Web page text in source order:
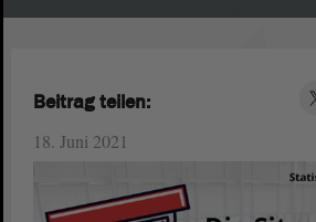
18. Juni 2021
Beitrag teilen: